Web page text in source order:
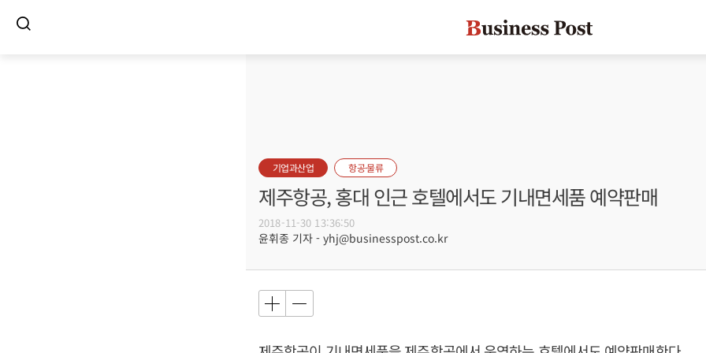
기업과산업 항공·물류
제주항공, 홍대 인근 호텔에서도 기내면세품 예약판매
2018-11-30 13:36:50
윤휘종 기자 - yhj@businesspost.co.kr